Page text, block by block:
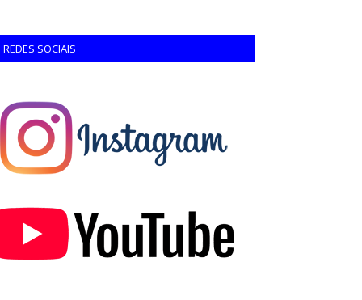
REDES SOCIAIS